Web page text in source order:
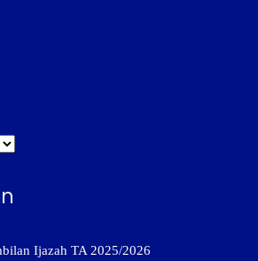
Ijazah TA 2025/2026